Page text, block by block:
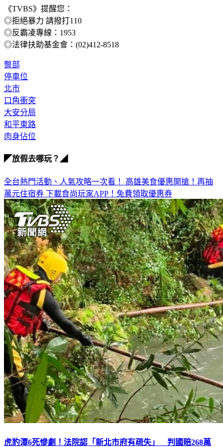
《TVBS》提醒您：
◎拒絕暴力 請撥打110
◎反霸凌專線：1953
◎法律扶助基金會：(02)412-8518
臀部
停車位
北市
口角衝突
大安分局
和平東路
肉身佔位
◤放假去哪玩？◢
全台熱門活動、人氣攻略一次看！ 高雄美食優惠開搶！再抽
萬元住宿券 下載食尚玩家APP！免費領取優惠券
虎豹潭6死慘劇！法院認「新北市府有疏失」 判國賠268萬